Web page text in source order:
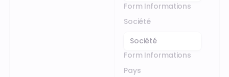
Form Informations
Société
Form Informations
Pays